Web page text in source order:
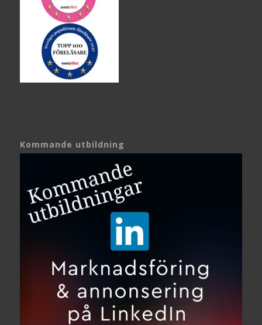
Kommande utbildning